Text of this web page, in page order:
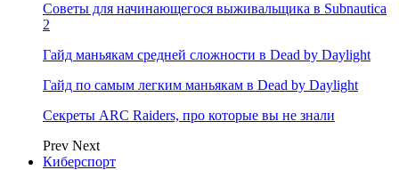
Советы для начинающегося выживальщика в Subnautica
2
Гайд маньякам средней сложности в Dead by Daylight
Гайд по самым легким маньякам в Dead by Daylight
Секреты ARC Raiders, про которые вы не знали
Prev Next
Киберспорт